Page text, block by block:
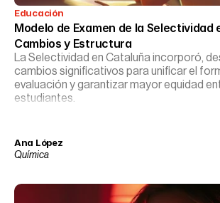
Educación
Modelo de Examen de la Selectividad
Cambios y Estructura
La Selectividad en Cataluña incorporó,
cambios significativos para unificar el
evaluación y garantizar mayor equidad
estudiantes.
Ana López
Química